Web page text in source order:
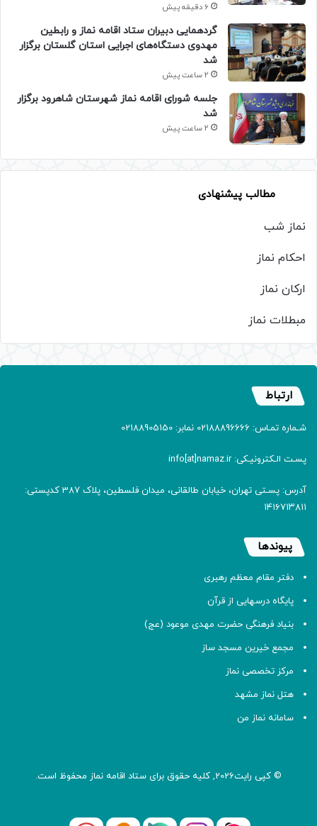
6 دقیقه پیش
گردهمایی دبیران ستاد اقامه نماز و رابطین
مهدوی دستگاه‌های اجرایی استان گلستان برگزار
شد
2 ساعت پیش
جلسه شورای اقامه نماز شهرستان شاهرود برگزار
شد
2 ساعت پیش
مطالب پیشنهادی
نماز شب
احکام نماز
ارکان نماز
مبطلات نماز
ارتباط
شـماره تمـاس: 02188896666 نمابر: 02188905150
پسـت الـکترونیـکی: info[at]namaz.ir
آدرس: پسـتی تهران، خیابان طالقانی، میدان فلسطین، پلاک 387 کدپستی:
۱۴۱۶۷۱۳۸۱۱
پیوندها
دفتر مقام معظم رهبری
پایگاه درسهایی از قرآن
بنیاد فرهنگی حضرت مهدی موعود (عج)
مجمع خیرین مسجد ساز
مرکز تخصصی نماز
هتل نماز مشهد
سامانه نماز من
© کپی رایت2026, کلیه حقوق برای ستاد اقامه نماز محفوظ است.